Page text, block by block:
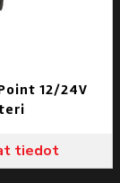
12/24V
tiedot